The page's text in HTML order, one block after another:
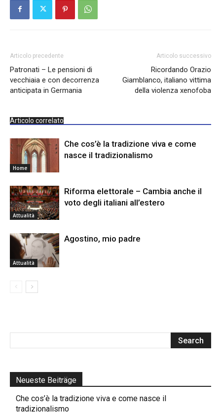
Articolo precedente
Patronati – Le pensioni di
vecchiaia e con decorrenza
anticipata in Germania
Articolo successivo
Ricordando Orazio
Giamblanco, italiano vittima
della violenza xenofoba
Articolo correlato
Home
Che cos’è la tradizione viva e come
nasce il tradizionalismo
Attualità
Riforma elettorale – Cambia anche il
voto degli italiani all’estero
Attualità
Agostino, mio padre
Neueste Beiträge
Che cos’è la tradizione viva e come nasce il
tradizionalismo